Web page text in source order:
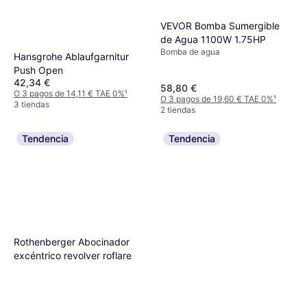
Hansgrohe Ablaufgarnitur
Push Open
42,34 €
O 3 pagos de 14,11 € TAE 0%¹
3 tiendas
VEVOR Bomba Sumergible
de Agua 1100W 1.75HP
Bomba de agua
58,80 €
O 3 pagos de 19,60 € TAE 0%¹
2 tiendas
Tendencia
Rothenberger Abocinador
excéntrico revolver roflare
Tendencia